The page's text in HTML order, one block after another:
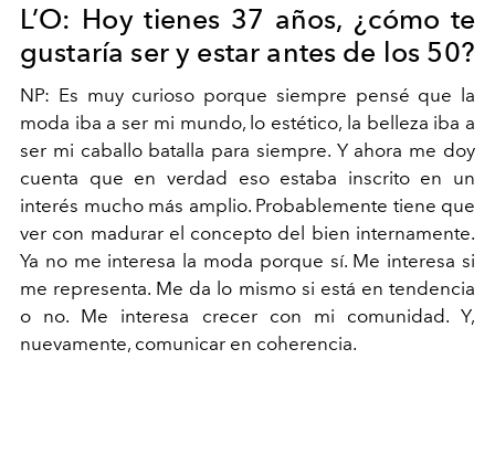
L’O: Hoy tienes 37 años, ¿cómo te
gustaría ser y estar antes de los 50?
NP: Es muy curioso porque siempre pensé que la
moda iba a ser mi mundo, lo estético, la belleza iba a
ser mi caballo batalla para siempre. Y ahora me doy
cuenta que en verdad eso estaba inscrito en un
interés mucho más amplio. Probablemente tiene que
ver con madurar el concepto del bien internamente.
Ya no me interesa la moda porque sí. Me interesa si
me representa. Me da lo mismo si está en tendencia
o no. Me interesa crecer con mi comunidad. Y,
nuevamente, comunicar en coherencia.